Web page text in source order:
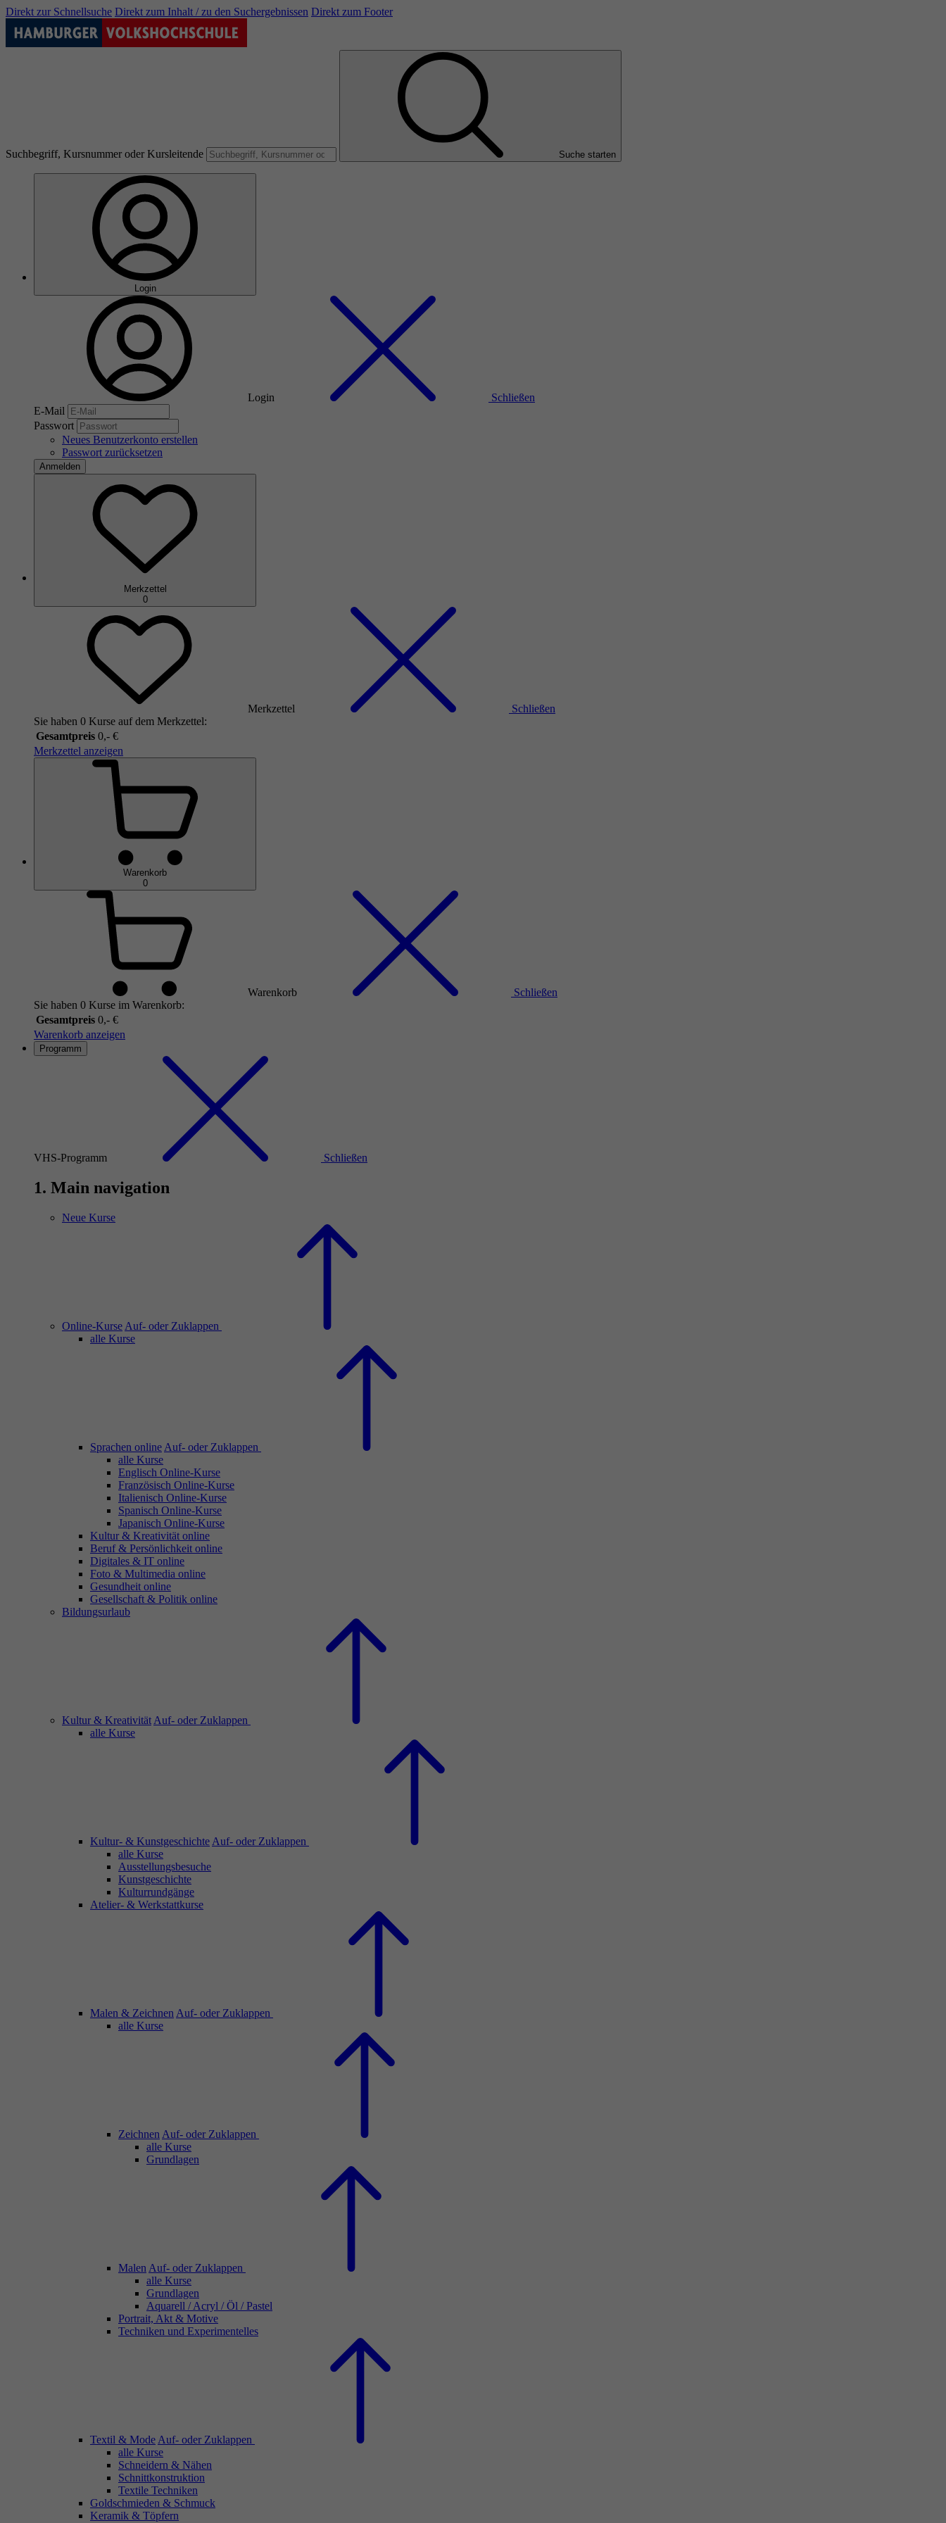
Direkt zur Schnellsuche Direkt zum Inhalt / zu den Suchergebnissen Direkt zum Footer
Suchbegriff, Kursnummer oder Kursleitende Suche starten
Login
Login
Schließen
E-Mail
Passwort
Neues Benutzerkonto erstellen
Passwort zurücksetzen
Anmelden
Merkzettel
0
Merkzettel
Schließen
Sie haben 0 Kurse auf dem Merkzettel:
Gesamtpreis 0,- €
Merkzettel anzeigen
Warenkorb
0
Warenkorb
Schließen
Sie haben 0 Kurse im Warenkorb:
Gesamtpreis 0,- €
Warenkorb anzeigen
Programm
VHS-Programm Schließen
1. Main navigation
Neue Kurse
Online-Kurse Auf- oder Zuklappen
alle Kurse
Sprachen online Auf- oder Zuklappen
alle Kurse
Englisch Online-Kurse
Französisch Online-Kurse
Italienisch Online-Kurse
Spanisch Online-Kurse
Japanisch Online-Kurse
Kultur & Kreativität online
Beruf & Persönlichkeit online
Digitales & IT online
Foto & Multimedia online
Gesundheit online
Gesellschaft & Politik online
Bildungsurlaub
Kultur & Kreativität Auf- oder Zuklappen
alle Kurse
Kultur- & Kunstgeschichte Auf- oder Zuklappen
alle Kurse
Ausstellungsbesuche
Kunstgeschichte
Kulturrundgänge
Atelier- & Werkstattkurse
Malen & Zeichnen Auf- oder Zuklappen
alle Kurse
Zeichnen Auf- oder Zuklappen
alle Kurse
Grundlagen
Malen Auf- oder Zuklappen
alle Kurse
Grundlagen
Aquarell / Acryl / Öl / Pastel
Portrait, Akt & Motive
Techniken und Experimentelles
Textil & Mode Auf- oder Zuklappen
alle Kurse
Schneidern & Nähen
Schnittkonstruktion
Textile Techniken
Goldschmieden & Schmuck
Keramik & Töpfern